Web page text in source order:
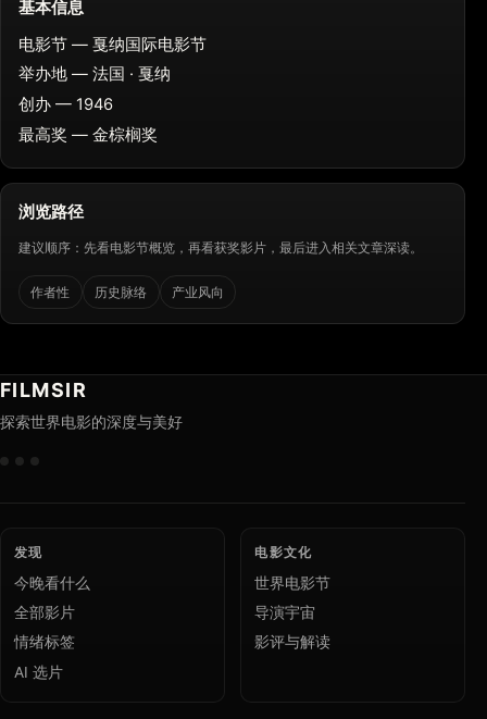
基本信息
电影节 — 戛纳国际电影节
举办地 — 法国 · 戛纳
创办 — 1946
最高奖 — 金棕榈奖
浏览路径
建议顺序：先看电影节概览，再看获奖影片，最后进入相关文章深读。
作者性 历史脉络 产业风向
FILMSIR
探索世界电影的深度与美好
发现
今晚看什么
全部影片
情绪标签
AI 选片
电影文化
世界电影节
导演宇宙
影评与解读